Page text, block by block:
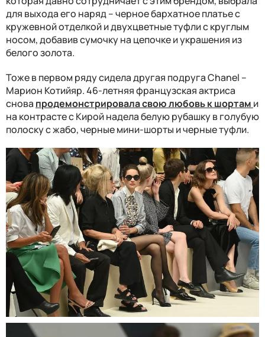
для выхода его наряд – черное бархатное платье с
кружевной отделкой и двухцветные туфли с круглым
носом, добавив сумочку на цепочке и украшения из
белого золота.
Тоже в первом ряду сидела другая подруга Chanel –
Марион Котийяр. 46-летняя французская актриса
снова продемонстрировала свою любовь к шортам и
на контрасте с Кирой надела белую рубашку в голубую
полоску с жабо, черные мини-шорты и черные туфли.